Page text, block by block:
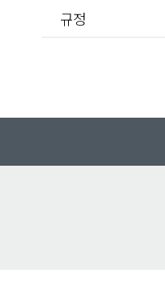
규정